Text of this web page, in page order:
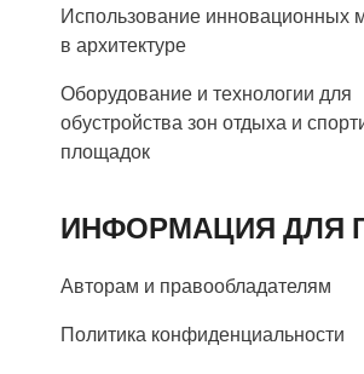
Использование инновационных
в архитектуре
Оборудование и технологии для
обустройства зон отдыха и
площадок
ИНФОРМАЦИЯ ДЛЯ
Авторам и правообладателям
Политика конфиденциальности